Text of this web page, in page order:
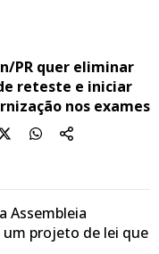
PR quer eliminar
reteste e iniciar
nos exames
Assembleia
projeto de lei que